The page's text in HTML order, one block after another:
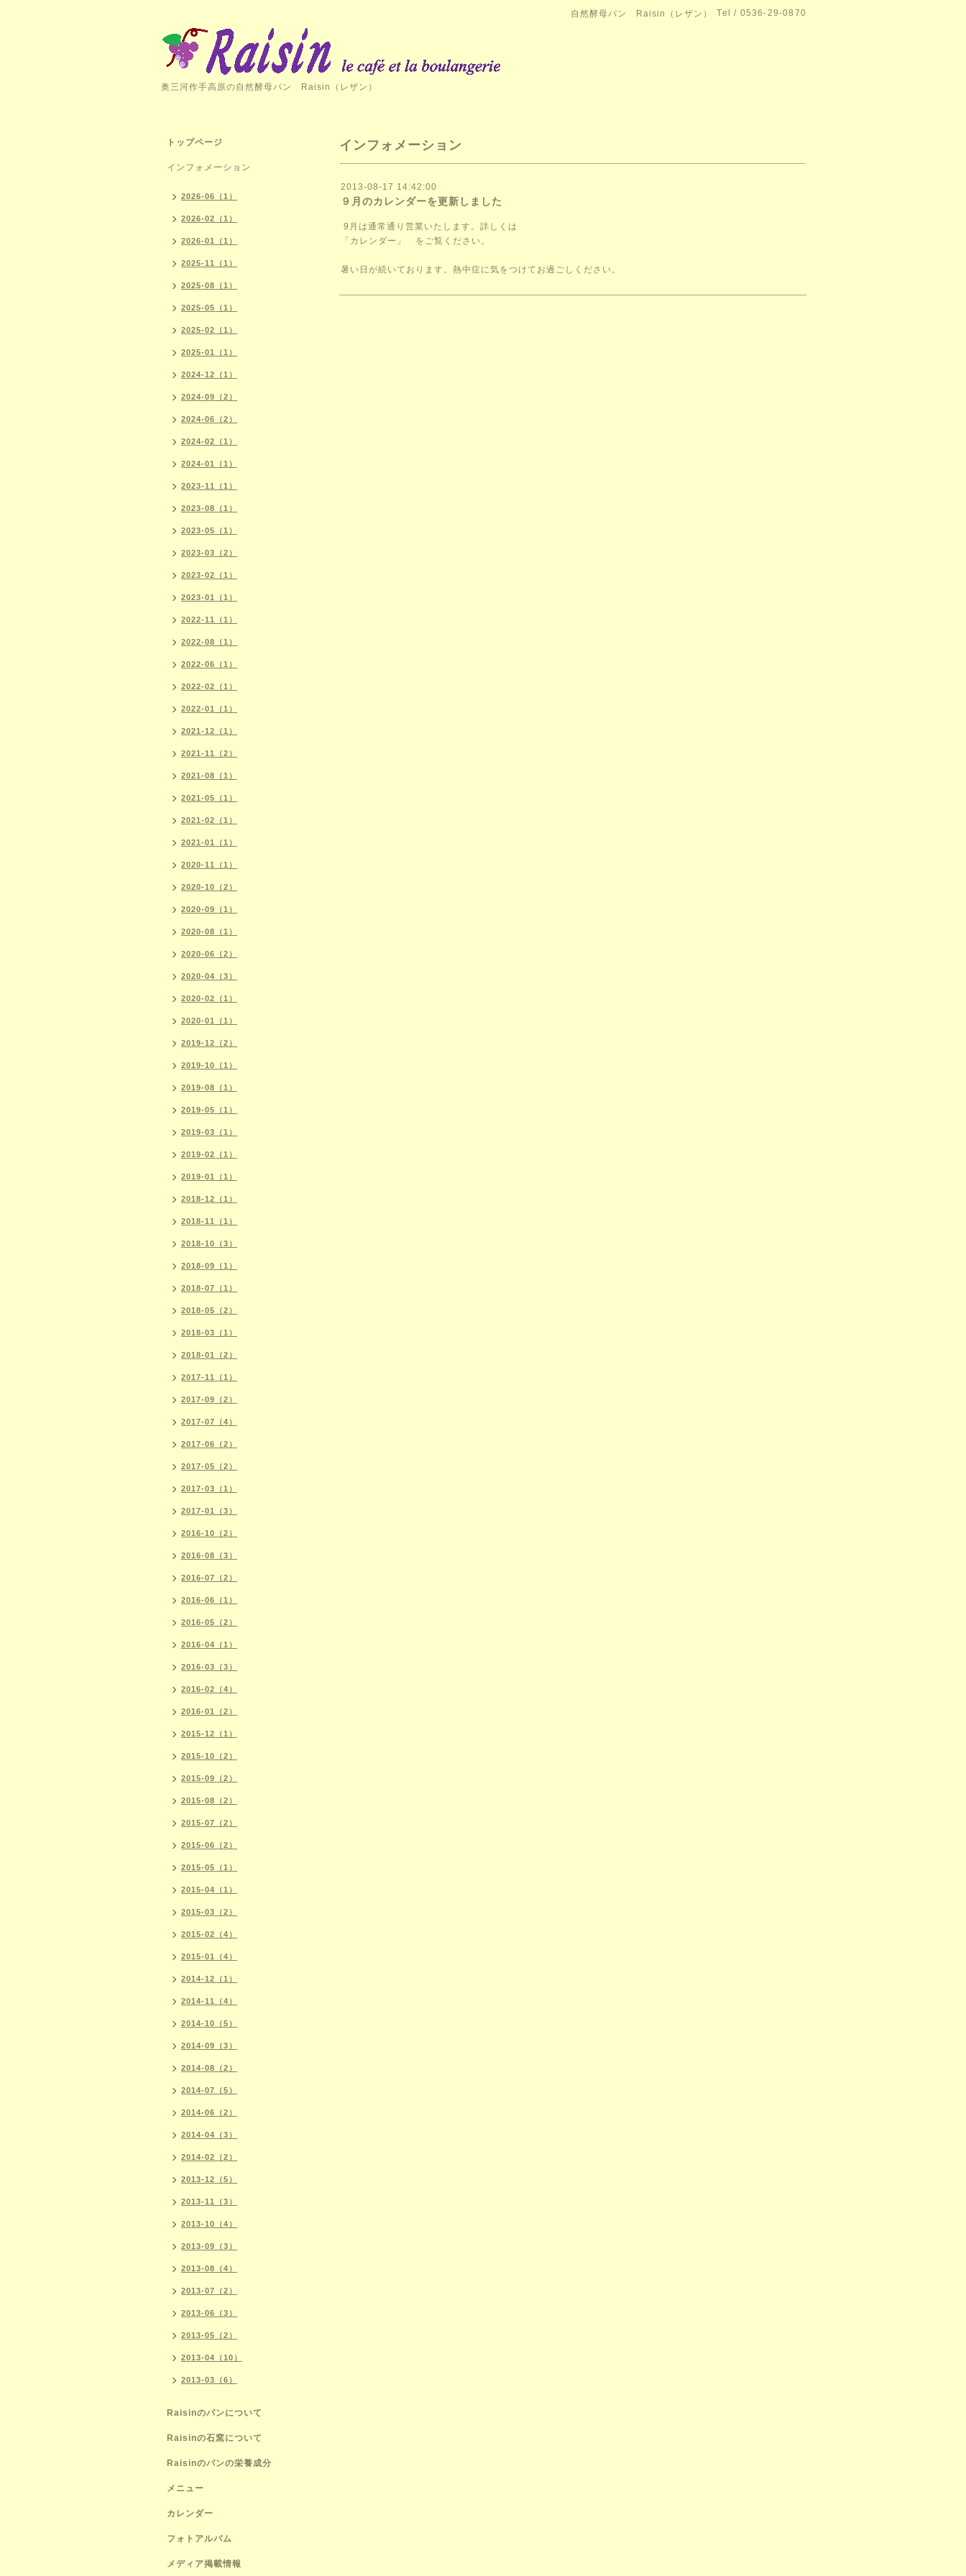
自然酵母パン Raisin（レザン） Tel / 0536-29-0870
奥三河作手高原の自然酵母パン Raisin（レザン）
インフォメーション
2013-08-17 14:42:00
９月のカレンダーを更新しました
9月は通常通り営業いたします。詳しくは
「カレンダー」
をご覧ください。
暑い日が続いております。熱中症に気をつけてお過ごしください。
トップページ
インフォメーション
2026-06（1）
2026-02（1）
2026-01（1）
2025-11（1）
2025-08（1）
2025-05（1）
2025-02（1）
2025-01（1）
2024-12（1）
2024-09（2）
2024-06（2）
2024-02（1）
2024-01（1）
2023-11（1）
2023-08（1）
2023-05（1）
2023-03（2）
2023-02（1）
2023-01（1）
2022-11（1）
2022-08（1）
2022-06（1）
2022-02（1）
2022-01（1）
2021-12（1）
2021-11（2）
2021-08（1）
2021-05（1）
2021-02（1）
2021-01（1）
2020-11（1）
2020-10（2）
2020-09（1）
2020-08（1）
2020-06（2）
2020-04（3）
2020-02（1）
2020-01（1）
2019-12（2）
2019-10（1）
2019-08（1）
2019-05（1）
2019-03（1）
2019-02（1）
2019-01（1）
2018-12（1）
2018-11（1）
2018-10（3）
2018-09（1）
2018-07（1）
2018-05（2）
2018-03（1）
2018-01（2）
2017-11（1）
2017-09（2）
2017-07（4）
2017-06（2）
2017-05（2）
2017-03（1）
2017-01（3）
2016-10（2）
2016-08（3）
2016-07（2）
2016-06（1）
2016-05（2）
2016-04（1）
2016-03（3）
2016-02（4）
2016-01（2）
2015-12（1）
2015-10（2）
2015-09（2）
2015-08（2）
2015-07（2）
2015-06（2）
2015-05（1）
2015-04（1）
2015-03（2）
2015-02（4）
2015-01（4）
2014-12（1）
2014-11（4）
2014-10（5）
2014-09（3）
2014-08（2）
2014-07（5）
2014-06（2）
2014-04（3）
2014-02（2）
2013-12（5）
2013-11（3）
2013-10（4）
2013-09（3）
2013-08（4）
2013-07（2）
2013-06（3）
2013-05（2）
2013-04（10）
2013-03（6）
Raisinのパンについて
Raisinの石窯について
Raisinのパンの栄養成分
メニュー
カレンダー
フォトアルバム
メディア掲載情報